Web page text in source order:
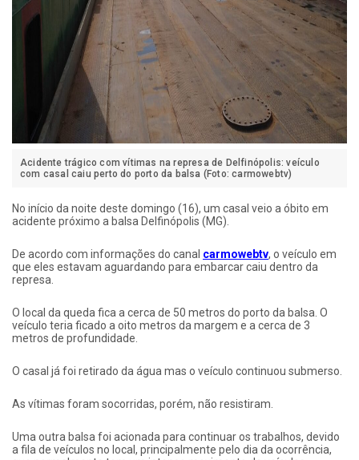
Acidente trágico com vítimas na represa de Delfinópolis: veículo
com casal caiu perto do porto da balsa (Foto: carmowebtv)
No início da noite deste domingo (16), um casal veio a óbito em
acidente próximo a balsa Delfinópolis (MG).
De acordo com informações do canal carmowebtv, o veículo em
que eles estavam aguardando para embarcar caiu dentro da
represa.
O local da queda fica a cerca de 50 metros do porto da balsa. O
veículo teria ficado a oito metros da margem e a cerca de 3
metros de profundidade.
O casal já foi retirado da água mas o veículo continuou submerso.
As vítimas foram socorridas, porém, não resistiram.
Uma outra balsa foi acionada para continuar os trabalhos, devido
a fila de veículos no local, principalmente pelo dia da ocorrência,